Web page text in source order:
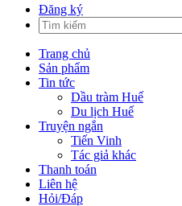
Đăng ký
Trang chủ
Sản phẩm
Tin tức
Dầu tràm Huế
Du lịch Huế
Truyện ngắn
Tiến Vinh
Tác giả khác
Thanh toán
Liên hệ
Hỏi/Đáp